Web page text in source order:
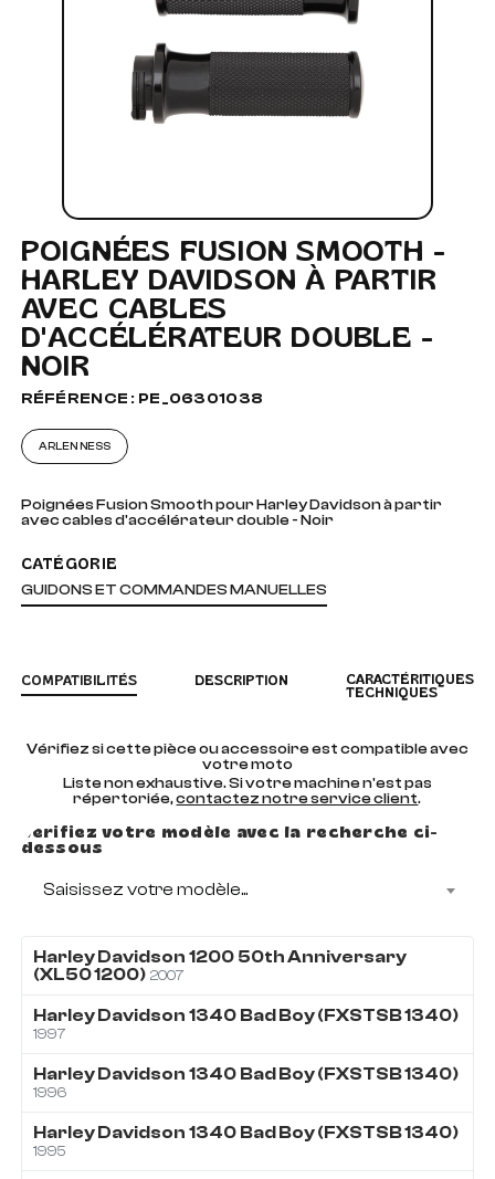
POIGNÉES FUSION SMOOTH -
HARLEY DAVIDSON À PARTIR
AVEC CABLES
D'ACCÉLÉRATEUR DOUBLE -
NOIR
RÉFÉRENCE : PE_06301038
ARLEN NESS
Poignées Fusion Smooth pour Harley Davidson à partir
avec cables d'accélérateur double - Noir
CATÉGORIE
GUIDONS ET COMMANDES MANUELLES
COMPATIBILITÉS DESCRIPTION
CARACTÉRITIQUES
TECHNIQUES
Vérifiez si cette pièce ou accessoire est compatible avec
votre moto
Liste non exhaustive. Si votre machine n'est pas
répertoriée,contactez notre service client.
Vérifiez votre modèle avec la recherche ci-
dessous
Saisissez votre modèle...
Harley Davidson 1200 50th Anniversary
(XL50 1200) 2007
Harley Davidson 1340 Bad Boy (FXSTSB 1340)
1997
Harley Davidson 1340 Bad Boy (FXSTSB 1340)
1996
Harley Davidson 1340 Bad Boy (FXSTSB 1340)
1995